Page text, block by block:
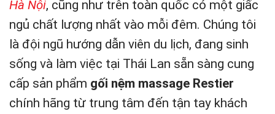
Hà Nội, cũng như trên toàn quốc có một giấc
ngủ chất lượng nhất vào mỗi đêm. Chúng tôi
là đội ngũ hướng dẫn viên du lịch, đang sinh
sống và làm việc tại Thái Lan sẵn sàng cung
cấp sản phẩm gối nệm massage Restier
chính hãng từ trung tâm đến tận tay khách